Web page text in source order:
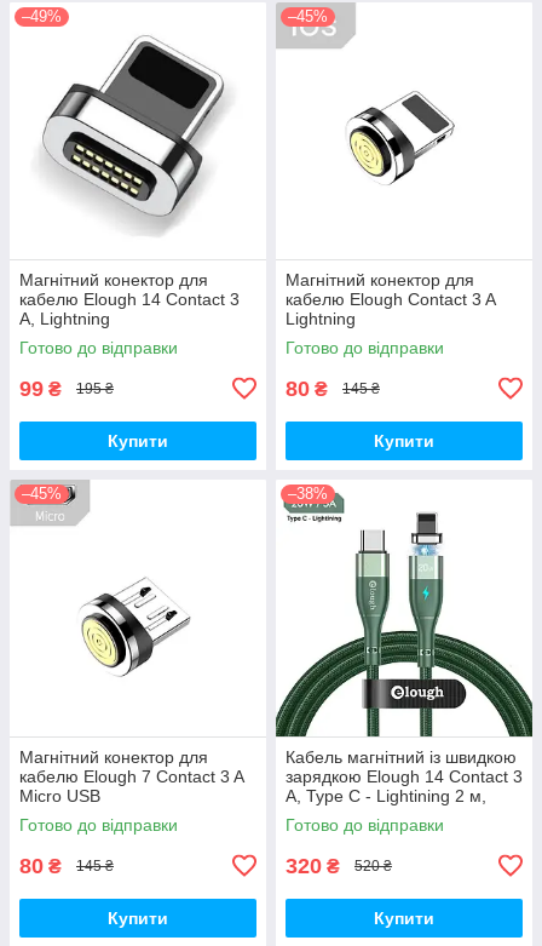
–49%
Магнітний конектор для
кабелю Elough 14 Contact 3
A, Lightning
Готово до відправки
99 ₴ 195 ₴
Купити
–45%
Магнітний конектор для
кабелю Elough Contact 3 A
Lightning
Готово до відправки
80 ₴ 145 ₴
Купити
–45%
Магнітний конектор для
кабелю Elough 7 Contact 3 A
Micro USB
Готово до відправки
80 ₴ 145 ₴
Купити
–38%
Кабель магнітний із швидкою
зарядкою Elough 14 Contact 3
A, Type C - Lightining 2 м,
Green - плаский конектор
Готово до відправки
320 ₴ 520 ₴
Купити